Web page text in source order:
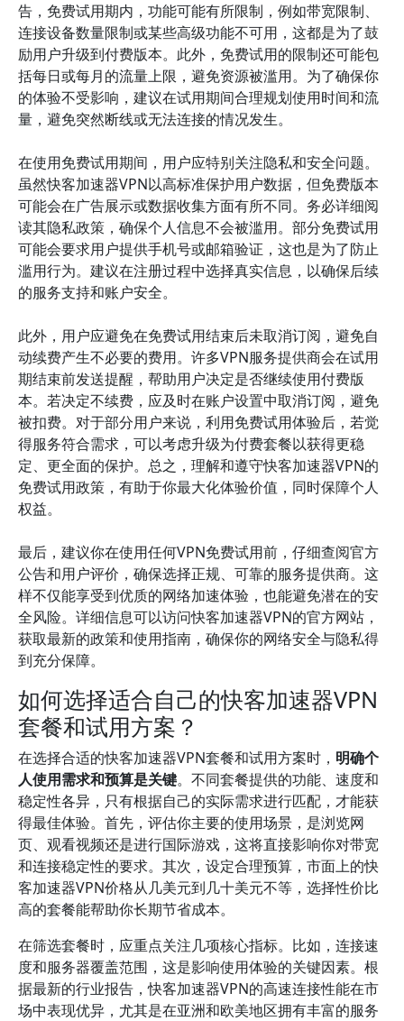
告，免费试用期内，功能可能有所限制，例如带宽限制、
连接设备数量限制或某些高级功能不可用，这都是为了鼓
励用户升级到付费版本。此外，免费试用的限制还可能包
括每日或每月的流量上限，避免资源被滥用。为了确保你
的体验不受影响，建议在试用期间合理规划使用时间和流
量，避免突然断线或无法连接的情况发生。
在使用免费试用期间，用户应特别关注隐私和安全问题。
虽然快客加速器VPN以高标准保护用户数据，但免费版本
可能会在广告展示或数据收集方面有所不同。务必详细阅
读其隐私政策，确保个人信息不会被滥用。部分免费试用
可能会要求用户提供手机号或邮箱验证，这也是为了防止
滥用行为。建议在注册过程中选择真实信息，以确保后续
的服务支持和账户安全。
此外，用户应避免在免费试用结束后未取消订阅，避免自
动续费产生不必要的费用。许多VPN服务提供商会在试用
期结束前发送提醒，帮助用户决定是否继续使用付费版
本。若决定不续费，应及时在账户设置中取消订阅，避免
被扣费。对于部分用户来说，利用免费试用体验后，若觉
得服务符合需求，可以考虑升级为付费套餐以获得更稳
定、更全面的保护。总之，理解和遵守快客加速器VPN的
免费试用政策，有助于你最大化体验价值，同时保障个人
权益。
最后，建议你在使用任何VPN免费试用前，仔细查阅官方
公告和用户评价，确保选择正规、可靠的服务提供商。这
样不仅能享受到优质的网络加速体验，也能避免潜在的安
全风险。详细信息可以访问快客加速器VPN的官方网站，
获取最新的政策和使用指南，确保你的网络安全与隐私得
到充分保障。
如何选择适合自己的快客加速器VPN
套餐和试用方案？
在选择合适的快客加速器VPN套餐和试用方案时， 明确个
人使用需求和预算是关键。不同套餐提供的功能、速度和
稳定性各异，只有根据自己的实际需求进行匹配，才能获
得最佳体验。首先，评估你主要的使用场景，是浏览网
页、观看视频还是进行国际游戏，这将直接影响你对带宽
和连接稳定性的要求。其次，设定合理预算，市面上的快
客加速器VPN价格从几美元到几十美元不等，选择性价比
高的套餐能帮助你长期节省成本。
在筛选套餐时，应重点关注几项核心指标。比如，连接速
度和服务器覆盖范围，这是影响使用体验的关键因素。根
据最新的行业报告，快客加速器VPN的高速连接性能在市
场中表现优异，尤其是在亚洲和欧美地区拥有丰富的服务